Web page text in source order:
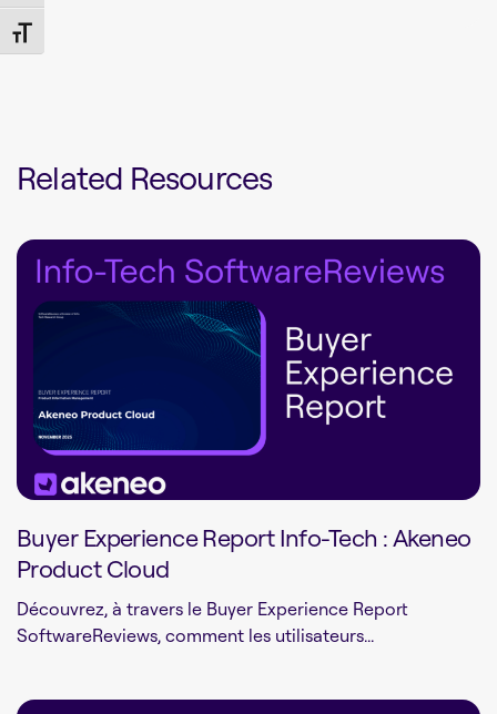
Toggle Font size
Related Resources
Buyer Experience Report Info-Tech : Akeneo
Product Cloud
Découvrez, à travers le Buyer Experience Report
SoftwareReviews, comment les utilisateurs...